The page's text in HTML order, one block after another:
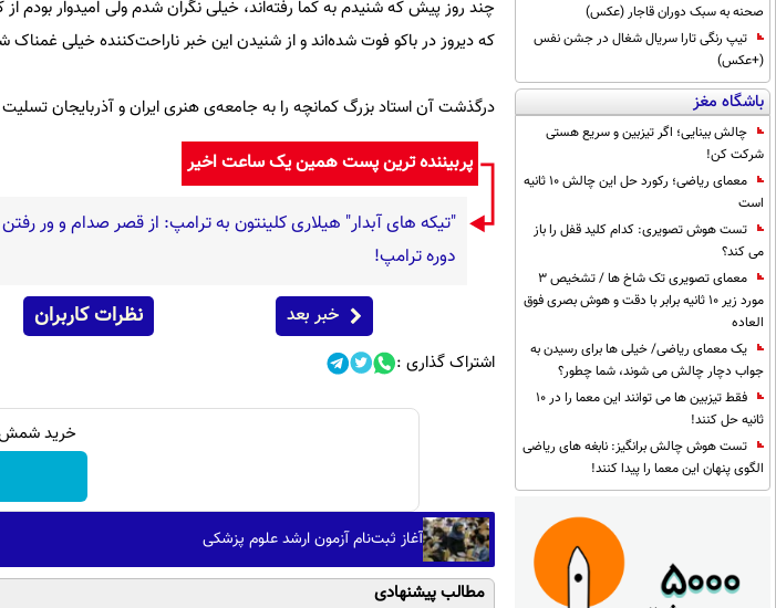
صحنه به سبک دوران قاجار (عکس)
تیپ رنگی تارا سریال شغال در جشن نفس
(+عکس)
باشگاه مغز
چالش بینایی؛ اگر تیزبین و سریع هستی
شرکت کن!
معمای ریاضی؛ رکورد حل این چالش 10 ثانیه
است
تست هوش تصویری: کدام کلید قفل را باز
می کند؟
معمای تصویری تک شاخ ها / تشخیص 3
مورد زیر 10 ثانیه برابر با دقت و هوش بصری فوق
العاده
یک معمای ریاضی/ خیلی ها برای رسیدن به
جواب دچار چالش می شوند، شما چطور؟
فقط تیزبین ها می توانند این معما را در 10
ثانیه حل کنند!
تست هوش چالش برانگیز: نابغه های ریاضی
الگوی پنهان این معما را پیدا کنند!
چند روز پیش که شنیدم به کما رفته‌اند، خیلی نگران شدم ولی امیدوار بودم
که دیروز در باکو فوت شده‌اند و از شنیدن این خبر ناراحت‌کننده خیلی غمناک
درگذشت آن استاد بزرگ کمانچه را به جامعه‌ی هنری ایران و آذربایجان
پربیننده ترین پست همین یک ساعت اخیر
"تیکه های آبدار" هیلاری کلینتون به ترامپ: از قصر صدام و ور
دوره ترامپ!
خبر بعد نظرات کاربران
اشتراک گذاری :
خرید شمش پلمپ
آغاز ثبت‌نام آزمون ارشد علوم پزشکی
مطالب پیشنهادی